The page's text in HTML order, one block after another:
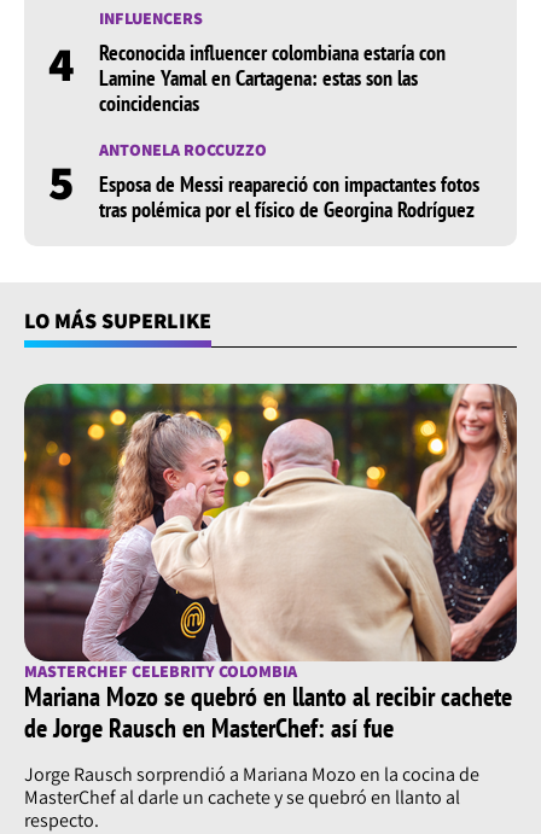
canciones ‘No te vayas’ y ‘Tutu’, interpretados por su
novio. El 8 de febrero de 2020 contrajo matrimonio con
su prometido en una lujosa ceremonia en Miami.
encuentran: “ Favorito”, “Por primera vez”, y por
supuesto,“Índigo”.
​El 13 de octubre de 2021 se hizo público que Evaluna
nació en perfectas condiciones. El nombre de la
pequeña: Índigo. En la actualidad, Montaner se
esposo. Asimismo, espera que la música siga
impactando en sus vidas.
4
INFLUENCERS
Reconocida influencer colombiana estaría con
Lamine Yamal en Cartagena: estas son las
coincidencias
5 ANTONELA ROCCUZZO
Esposa de Messi reapareció con impactantes fotos
tras polémica por el físico de Georgina Rodríguez
LO MÁS SUPERLIKE
MASTERCHEF CELEBRITY COLOMBIA
Mariana Mozo se quebró en llanto al recibir cachete
de Jorge Rausch en MasterChef: así fue
Jorge Rausch sorprendió a Mariana Mozo en la cocina de
MasterChef al darle un cachete y se quebró en llanto al
respecto.